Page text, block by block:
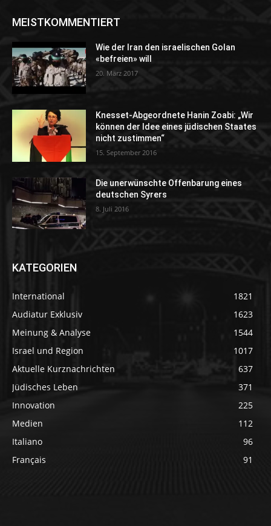
MEISTKOMMENTIERT
Wie der Iran den israelischen Golan
«befreien» will
20. März 2017
Knesset-Abgeordnete Hanin Zoabi: „Wir
können der Idee eines jüdischen Staates
nicht zustimmen“
15. September 2016
Die unerwünschte Offenbarung eines
deutschen Syrers
8. Juli 2016
KATEGORIEN
International
1821
Audiatur Exklusiv
1623
Meinung & Analyse
1544
Israel und Region
1017
Aktuelle Kurznachrichten
637
Jüdisches Leben
371
Innovation
225
Medien
112
Italiano
96
Français
91